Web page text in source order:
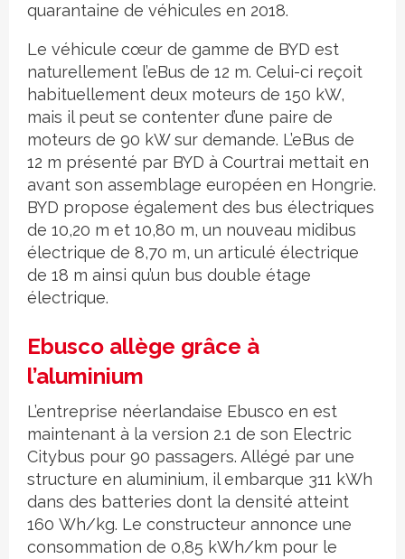
quarantaine de véhicules en 2018.
Le véhicule cœur de gamme de BYD est
naturellement l’eBus de 12 m. Celui-ci reçoit
habituellement deux moteurs de 150 kW,
mais il peut se contenter d’une paire de
moteurs de 90 kW sur demande. L’eBus de
12 m présenté par BYD à Courtrai mettait en
avant son assemblage européen en Hongrie.
BYD propose également des bus électriques
de 10,20 m et 10,80 m, un nouveau midibus
électrique de 8,70 m, un articulé électrique
de 18 m ainsi qu’un bus double étage
électrique.
Ebusco allège grâce à
l’aluminium
L’entreprise néerlandaise Ebusco en est
maintenant à la version 2.1 de son Electric
Citybus pour 90 passagers. Allégé par une
structure en aluminium, il embarque 311 kWh
dans des batteries dont la densité atteint
160 Wh/kg. Le constructeur annonce une
consommation de 0,85 kWh/km pour le